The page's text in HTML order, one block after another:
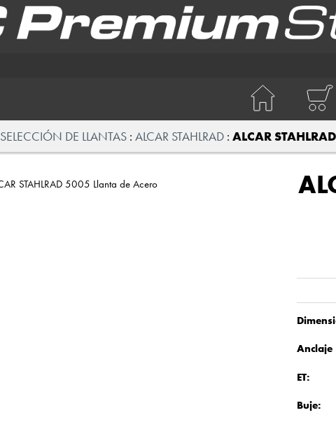
SELECCIÓN DE LLANTAS ALCAR STAHLRAD ALCAR
Anclaje
ET:
Buje: